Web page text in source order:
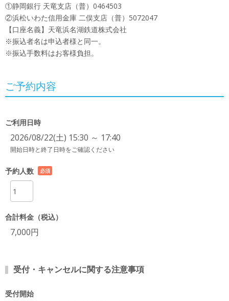
①静岡銀行 天竜支店（普）0464503
②浜松いわた信用金庫 二俣支店（普）5072047
【口座名義】天竜浜名湖鉄道株式会社
※振込者名は申込者様と同一。
※振込手数料はお客様負担。
ご予約内容
ご利用日時
2026/08/22(土) 15:30 ～ 17:40
開始日時と終了日時をご確認ください
予約人数
必須
合計料金（税込）
7,000円
受付・キャンセルに関する注意事項
受付開始